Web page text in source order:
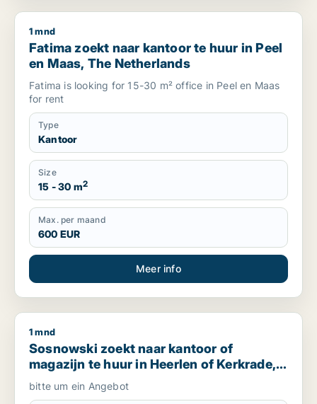
Fatima zoekt naar kantoor te huur in Peel en Maas, The
1 mnd
Fatima zoekt naar kantoor te huur in Peel
en Maas, The Netherlands
Fatima is looking for 15-30 m² office in Peel en Maas
for rent
Type
Kantoor
Size
15 - 30 m2
Max. per maand
600 EUR
Meer info
Sosnowski zoekt naar kantoor of magazijn te huur in
1 mnd
Sosnowski zoekt naar kantoor of
magazijn te huur in Heerlen of Kerkrade,
The Netherlands
bitte um ein Angebot